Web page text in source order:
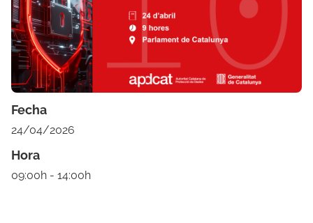
Fecha
24/04/2026
Hora
09:00h - 14:00h